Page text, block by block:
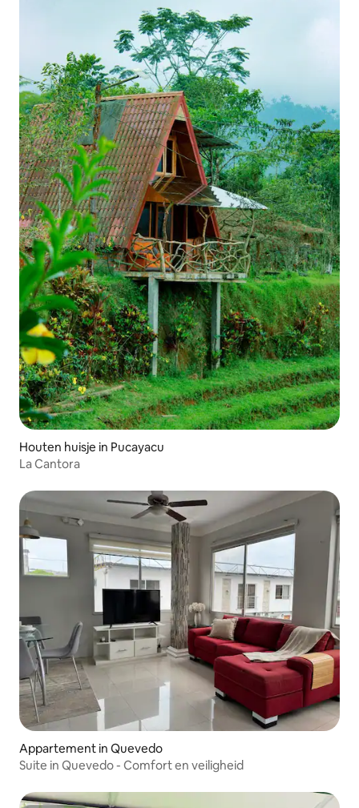
Houten huisje in Pucayacu
La Cantora
Appartement in Quevedo
Suite in Quevedo - Comfort en veiligheid